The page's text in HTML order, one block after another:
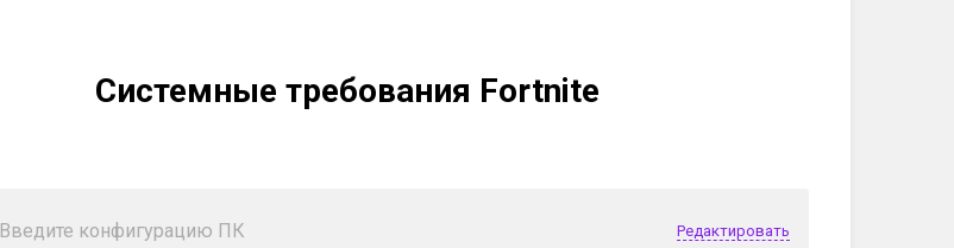
Системные требования Fortnite
Редактировать
Введите конфигурацию ПК